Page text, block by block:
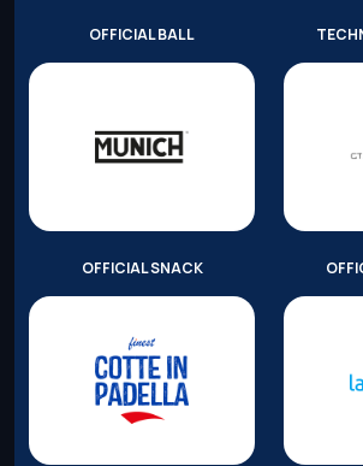
OFFICIAL BALL
OFFICIAL SNACK